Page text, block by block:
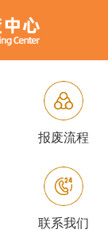
报废流程
联系我们